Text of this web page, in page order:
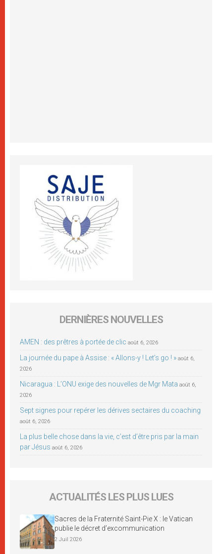
DERNIÈRES NOUVELLES
AMEN : des prêtres à portée de clic août 6, 2026
La journée du pape à Assise : « Allons-y ! Let’s go ! » août 6,
2026
Nicaragua : L’ONU exige des nouvelles de Mgr Mata août 6,
2026
Sept signes pour repérer les dérives sectaires du coaching
août 6, 2026
La plus belle chose dans la vie, c’est d’être pris par la main
par Jésus août 6, 2026
ACTUALITÉS LES PLUS LUES
Sacres de la Fraternité Saint-Pie X : le Vatican
publie le décret d’excommunication
2 Juil 2026